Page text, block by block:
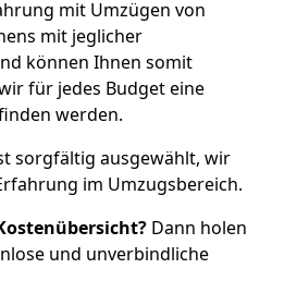
mit Umzügen von
mit jeglicher
können Ihnen somit
für jedes Budget eine
werden.
sorgfältig ausgewählt, wir
im Umzugsbereich.
Dann holen
und unverbindliche